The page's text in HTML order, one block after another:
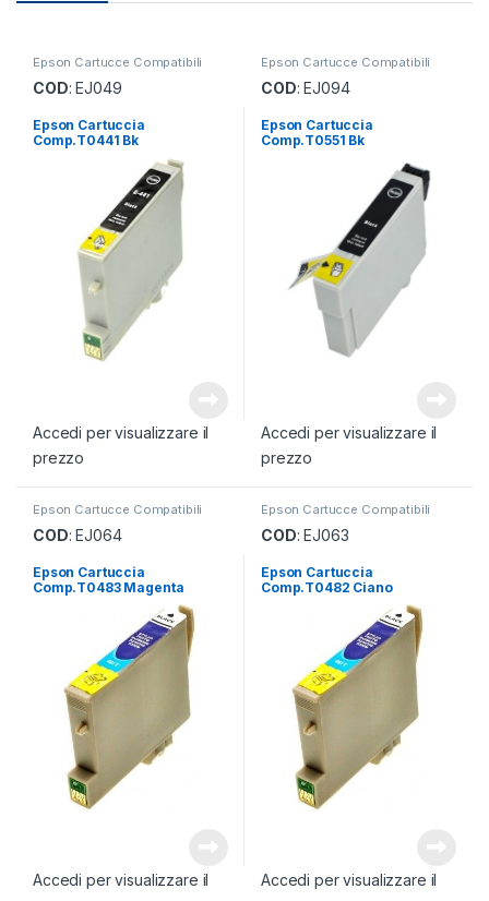
Epson Cartucce Compatibili
COD: EJ049
Epson Cartuccia
Comp.T0441 Bk
Accedi per visualizzare il
prezzo
Epson Cartucce Compatibili
COD: EJ094
Epson Cartuccia
Comp.T0551 Bk
Accedi per visualizzare il
prezzo
Epson Cartucce Compatibili
COD: EJ064
Epson Cartuccia
Comp.T0483 Magenta
Accedi per visualizzare il
Epson Cartucce Compatibili
COD: EJ063
Epson Cartuccia
Comp.T0482 Ciano
Accedi per visualizzare il